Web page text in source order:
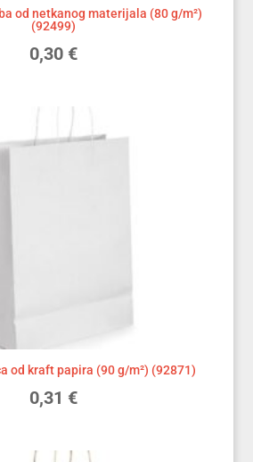
od netkanog materijala (80 g/m²)
(92499)
0,30 €
od kraft papira (90 g/m²) (92871)
0,31 €